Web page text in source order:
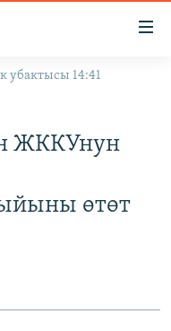
убактысы 14:41
ЖККУнун
өтөт